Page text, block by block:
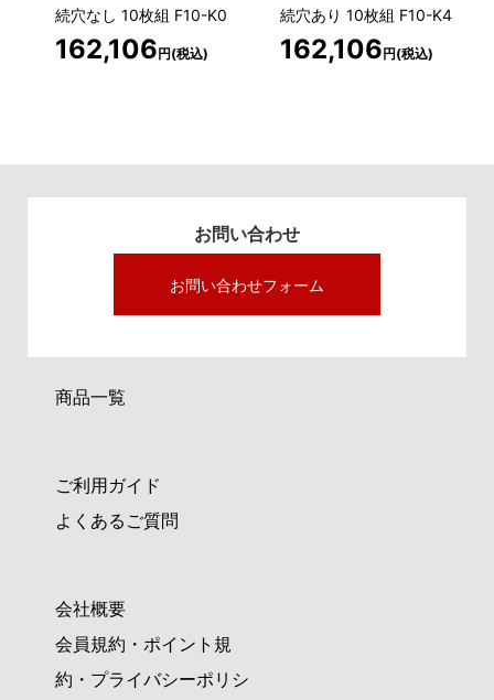
続穴なし 10枚組 F10-K0
162,106円(税込)
続穴あり 10枚組 F10-K4
162,106円(税込)
お問い合わせ
お問い合わせフォーム
商品一覧
ご利用ガイド
よくあるご質問
会社概要
会員規約・ポイント規
約・プライバシーポリシ